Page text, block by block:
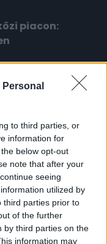
to third parties, or
information for
below opt-out
note that after your
seeing
utilized by
third parties prior to
of the further
by third parties on the
information may
piacon: